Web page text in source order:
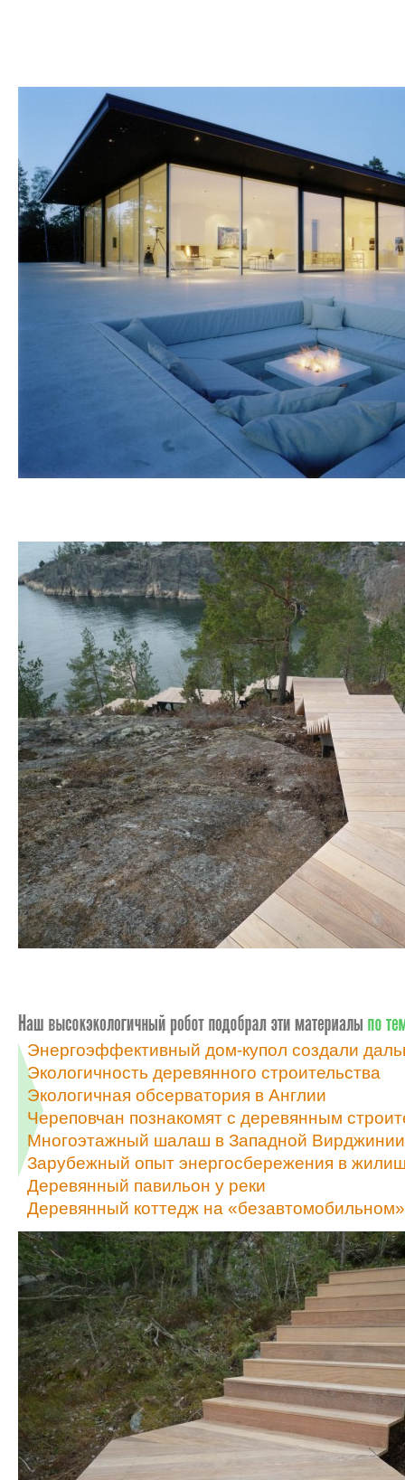
Энергоэффективный дом-купол создали
Экологичность деревянного строительства
Экологичная обсерватория в Англии
Череповчан познакомят с деревянным
Многоэтажный шалаш в Западной Вирджинии
Зарубежный опыт энергосбережения в
Деревянный павильон у реки
Деревянный коттедж на